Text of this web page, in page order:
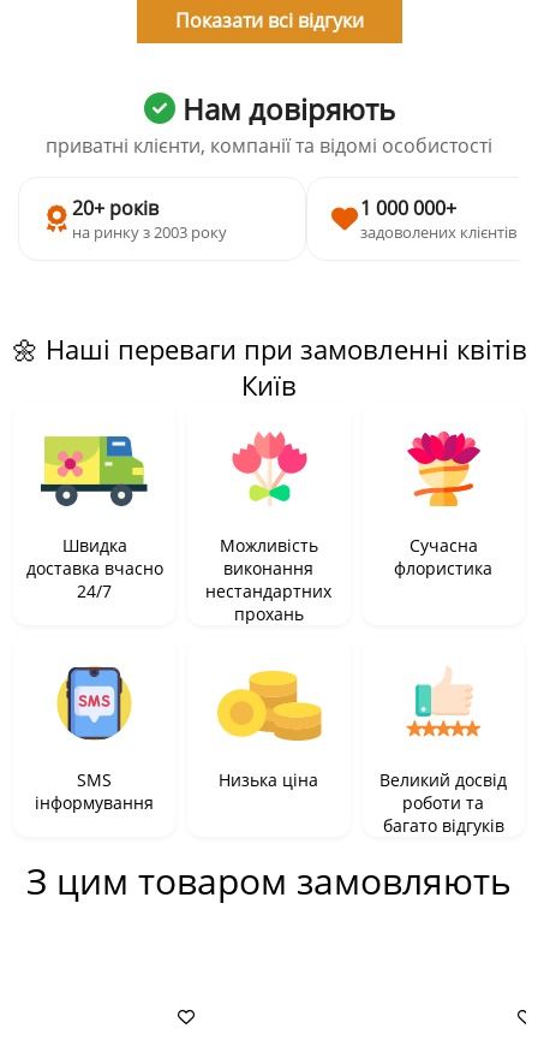
Показати всі відгуки
Нам довіряють
приватні клієнти, компанії та відомі особистості
20+ років
на ринку з 2003 року
1 000 000+
задоволених клієнтів
🌼 Наші переваги при замовленні квітів
Київ
Швидка
доставка вчасно
24/7
Можливість
виконання
нестандартних
прохань
Сучасна
флористика
SMS
інформування
Низька ціна
Великий досвід
роботи та
багато відгуків
З цим товаром замовляють